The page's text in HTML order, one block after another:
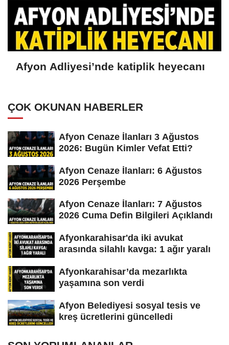
Afyon Adliyesi’nde katiplik heyecanı
ÇOK OKUNAN HABERLER
Afyon Cenaze İlanları 3 Ağustos
2026: Bugün Kimler Vefat Etti?
Afyon Cenaze İlanları: 6 Ağustos
2026 Perşembe
Afyon Cenaze İlanları: 7 Ağustos
2026 Cuma Defin Bilgileri Açıklandı
Afyonkarahisar'da iki avukat
arasında silahlı kavga: 1 ağır yaralı
Afyonkarahisar’da mezarlıkta
yaşamına son verdi
Afyon Belediyesi sosyal tesis ve
kreş ücretlerini güncelledi